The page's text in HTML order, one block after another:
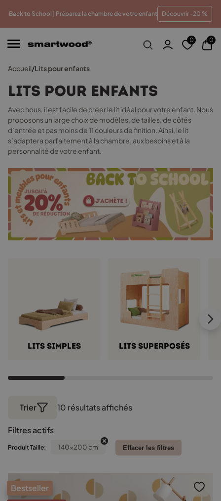
Back to School | Préparez la chambre de votre enfant Découvrir -20 %
prix Paiements en plusieurs fois sans frais
0 0
Accueil/Lits pour enfants
Lits pour enfants
Avec nous, il est facile de créer le lit idéal pour votre enfant. Nous
proposons un large choix de modèles, de tailles, de côtés
d’entrée et pas moins de 11 couleurs de finition. Ainsi, le lit
s’adaptera parfaitement à la chambre, aux besoins et à la
personnalité de votre enfant.
Lits simples Lits superposés
Trier 10 résultats affichés
Filtres actifs
Produit Taille: 140x200 cm Effacer les filtres
Bestseller